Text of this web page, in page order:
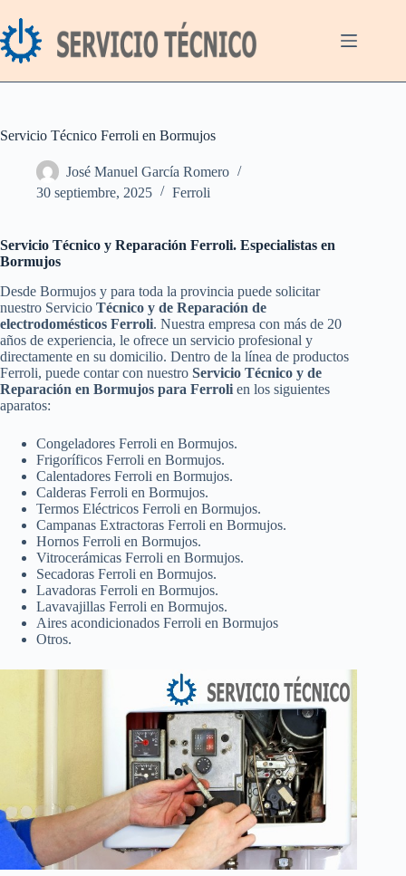
al
contenido
Servicio Técnico Ferroli en Bormujos
José Manuel García Romero
30 septiembre, 2025
Ferroli
Servicio Técnico y Reparación Ferroli. Especialistas en
Bormujos
Desde Bormujos y para toda la provincia puede solicitar
nuestro Servicio Técnico y de Reparación de
electrodomésticos Ferroli. Nuestra empresa con más de 20
años de experiencia, le ofrece un servicio profesional y
directamente en su domicilio. Dentro de la línea de productos
Ferroli, puede contar con nuestro Servicio Técnico y de
Reparación en Bormujos para Ferroli en los siguientes
aparatos:
Congeladores Ferroli en Bormujos.
Frigoríficos Ferroli en Bormujos.
Calentadores Ferroli en Bormujos.
Calderas Ferroli en Bormujos.
Termos Eléctricos Ferroli en Bormujos.
Campanas Extractoras Ferroli en Bormujos.
Hornos Ferroli en Bormujos.
Vitrocerámicas Ferroli en Bormujos.
Secadoras Ferroli en Bormujos.
Lavadoras Ferroli en Bormujos.
Lavavajillas Ferroli en Bormujos.
Aires acondicionados Ferroli en Bormujos
Otros.